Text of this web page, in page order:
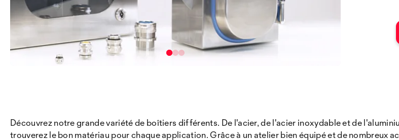
Découvrez notre grande variété de boîtiers différents. De l'acier, de l'acier inoxydable et de
trouverez le bon matériau pour chaque application. Grâce à un atelier bien équipé et de nombreux